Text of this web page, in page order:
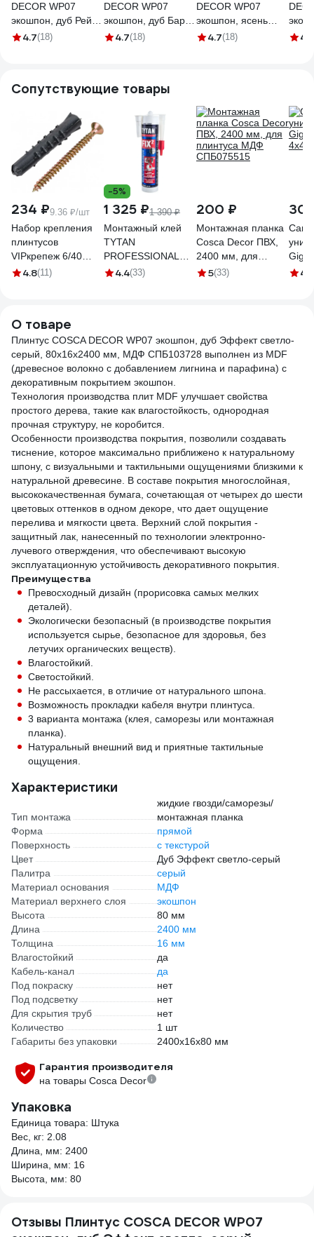
DECOR WP07
экошпон, дуб Рейн,
80x16x2400 мм,
4.7(18)
DECOR WP07
экошпон, дуб Барон
темный,
4.7(18)
DECOR WP07
экошпон, ясень
Коньяк, 80x16x2400
4.7(18) 4.7
Сопутствующие товары
234 ₽9.36 ₽/шт
Набор крепления
плинтусов
VIPкрепеж 6/40
дюбель ежик
4.8(11)
-5%
1 325 ₽1 390 ₽
Монтажный клей
TYTAN
PROFESSIONAL
Fix2 GT гибридный
4.4(33)
200 ₽
Монтажная планка
Cosca Decor ПВХ,
2400 мм, для
плинтуса МДФ
5(33)
4x40
4.9
О товаре
Плинтус COSCA DECOR WP07 экошпон, дуб Эффект светло-
серый, 80x16x2400 мм, МДФ СПБ103728 выполнен из MDF
(древесное волокно с добавлением лигнина и парафина) с
декоративным покрытием экошпон.
Технология производства плит MDF улучшает свойства
простого дерева, такие как влагостойкость, однородная
прочная структуру, не коробится.
Особенности производства покрытия, позволили создавать
тиснение, которое максимально приближено к натуральному
шпону, с визуальными и тактильными ощущениями близкими к
натуральной древесине. В составе покрытия многослойная,
высококачественная бумага, сочетающая от четырех до шести
цветовых оттенков в одном декоре, что дает ощущение
перелива и мягкости цвета. Верхний слой покрытия -
защитный лак, нанесенный по технологии электронно-
лучевого отверждения, что обеспечивают высокую
эксплуатационную устойчивость декоративного покрытия.
Преимущества
Превосходный дизайн (прорисовка самых мелких
деталей).
Экологически безопасный (в производстве покрытия
используется сырье, безопасное для здоровья, без
летучих органических веществ).
Влагостойкий.
Светостойкий.
Не рассыхается, в отличие от натурального шпона.
Возможность прокладки кабеля внутри плинтуса.
3 варианта монтажа (клея, саморезы или монтажная
планка).
Натуральный внешний вид и приятные тактильные
ощущения.
Характеристики
Тип монтажа
жидкие гвозди/саморезы/
монтажная планка
Форма
прямой
Поверхность
с текстурой
Цвет
Дуб Эффект светло-серый
Палитра
серый
Материал основания
МДФ
Материал верхнего слоя
экошпон
Высота
80 мм
Длина
2400 мм
Толщина
16 мм
Влагостойкий
да
Кабель-канал
да
Под покраску
нет
Под подсветку
нет
Для скрытия труб
нет
Количество
1 шт
Габариты без упаковки
2400х16х80 мм
Гарантия производителя
на товары Cosca Decor
Упаковка
Единица товара: Штука
Вес, кг: 2.08
Длина, мм: 2400
Ширина, мм: 16
Высота, мм: 80
Отзывы Плинтус COSCA DECOR WP07